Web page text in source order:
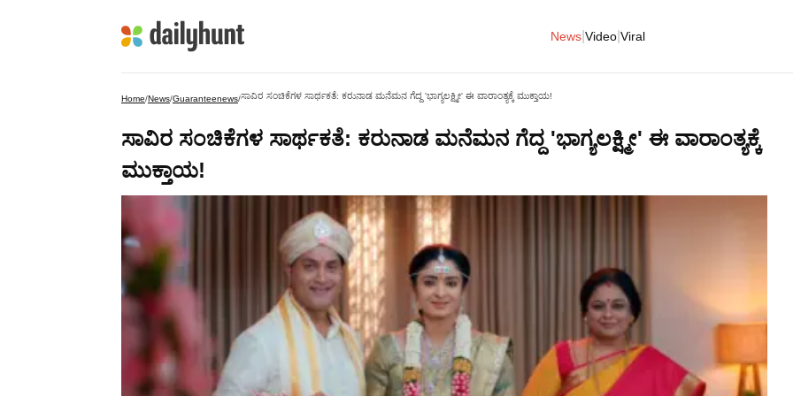
News Video Viral
Home/News/Guaranteenews/ಸಾವಿರ ಸಂಚಿಕೆಗಳ ಸಾರ್ಥಕತೆ: ಕರುನಾಡ ಮನೆಮನ ಗೆದ್ದ 'ಭಾಗ್ಯಲಕ್ಷ್ಮೀ' ಈ ವಾರಾಂತ್ಯಕ್ಕೆ ಮುಕ್ತಾಯ!
ಸಾವಿರ ಸಂಚಿಕೆಗಳ ಸಾರ್ಥಕತೆ: ಕರುನಾಡ ಮನೆಮನ ಗೆದ್ದ 'ಭಾಗ್ಯಲಕ್ಷ್ಮೀ' ಈ ವಾರಾಂತ್ಯಕ್ಕೆ
ಮುಕ್ತಾಯ!